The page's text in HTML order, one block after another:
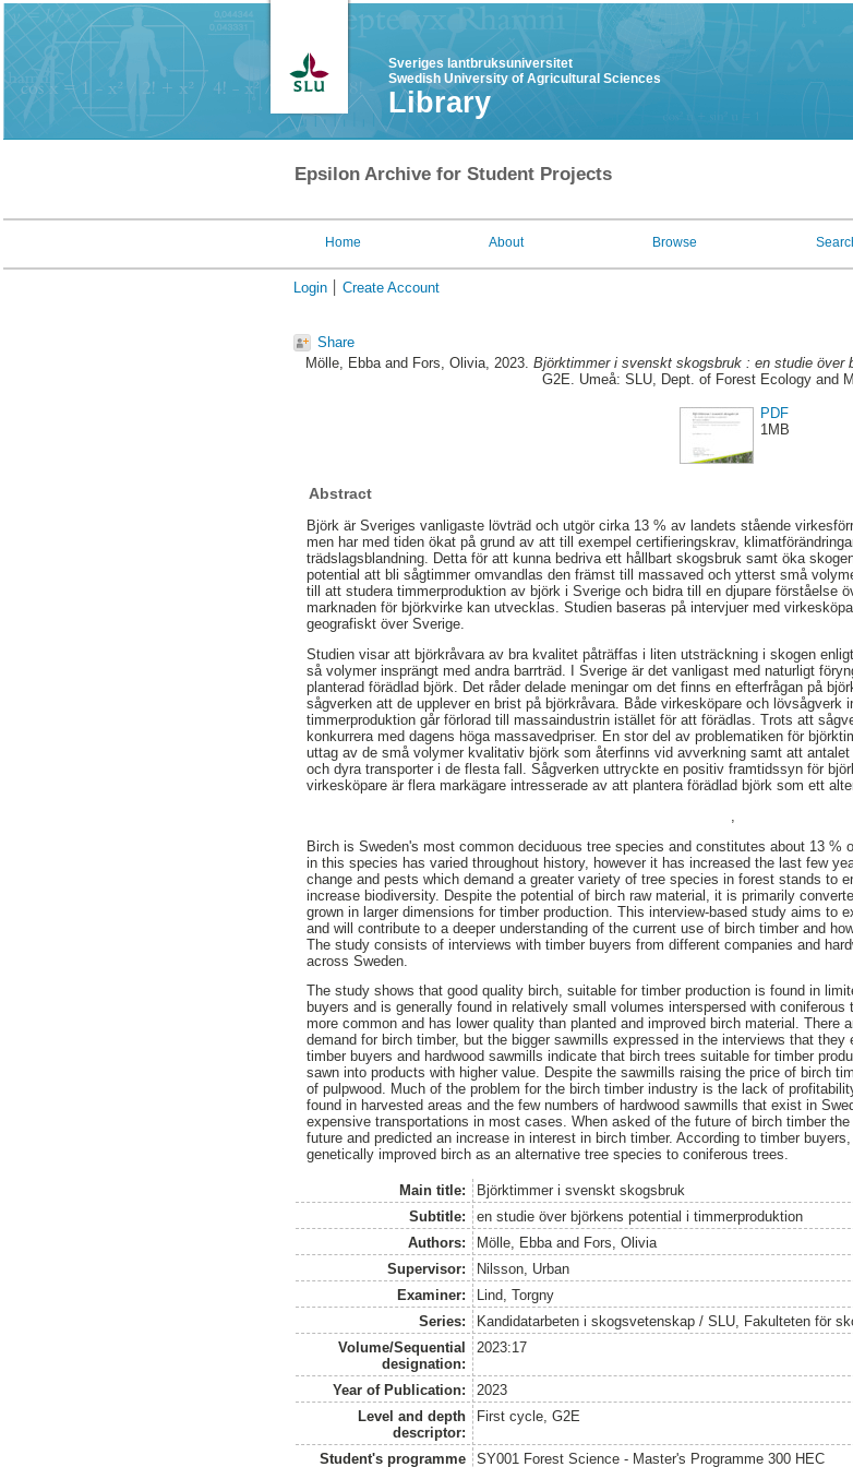
Sveriges lantbruksuniversitet
Swedish University of Agricultural Sciences
Library
Epsilon Archive for Student Projects
Home About Browse
Login Create Account
Share
Mölle, Ebbaand Fors, Olivia, 2023. Björktimmer i svenskt skogsbruk : en studie över
G2E. Umeå: SLU, Dept. of Forest Ecology and
PDF
1MB
Abstract
Björk är Sveriges vanligaste lövträd och utgör cirka 13 % av landets stående
men har med tiden ökat på grund av att till exempel certifieringskrav,
trädslagsblandning. Detta för att kunna bedriva ett hållbart skogsbruk samt öka
potential att bli sågtimmer omvandlas den främst till massaved och ytterst små
till att studera timmerproduktion av björk i Sverige och bidra till en djupare förståelse
marknaden för björkvirke kan utvecklas. Studien baseras på intervjuer med
geografiskt över Sverige.
Studien visar att björkråvara av bra kvalitet påträffas i liten utsträckning i skogen
så volymer insprängt med andra barrträd. I Sverige är det vanligast med naturligt
planterad förädlad björk. Det råder delade meningar om det finns en efterfrågan på
sågverken att de upplever en brist på björkråvara. Både virkesköpare och lövsågverk
timmerproduktion går förlorad till massaindustrin istället för att förädlas. Trots att
konkurrera med dagens höga massavedpriser. En stor del av problematiken för
uttag av de små volymer kvalitativ björk som återfinns vid avverkning samt att
och dyra transporter i de flesta fall. Sågverken uttryckte en positiv framtidssyn för
virkesköpare är flera markägare intresserade av att plantera förädlad björk som ett
Birch is Sweden's most common deciduous tree species and constitutes about 13
in this species has varied throughout history, however it has increased the last few
change and pests which demand a greater variety of tree species in forest stands to
increase biodiversity. Despite the potential of birch raw material, it is primarily
grown in larger dimensions for timber production. This interview-based study aims to
and will contribute to a deeper understanding of the current use of birch timber and
The study consists of interviews with timber buyers from different companies and
across Sweden.
The study shows that good quality birch, suitable for timber production is found in
buyers and is generally found in relatively small volumes interspersed with
more common and has lower quality than planted and improved birch material. There
demand for birch timber, but the bigger sawmills expressed in the interviews that
timber buyers and hardwood sawmills indicate that birch trees suitable for timber
sawn into products with higher value. Despite the sawmills raising the price of birch
of pulpwood. Much of the problem for the birch timber industry is the lack of
found in harvested areas and the few numbers of hardwood sawmills that exist in
expensive transportations in most cases. When asked of the future of birch timber
future and predicted an increase in interest in birch timber. According to timber
genetically improved birch as an alternative tree species to coniferous trees.
Main title:
Björktimmer i svenskt skogsbruk
Subtitle:
en studie över björkens potential i timmerproduktion
Authors:
Mölle, Ebbaand Fors, Olivia
Supervisor:
Nilsson, Urban
Examiner:
Lind, Torgny
Series:
Kandidatarbeten i skogsvetenskap / SLU, Fakulteten för
Volume/Sequential
designation:
2023:17
Year of Publication:
2023
Level and depth
descriptor:
First cycle, G2E
Student's programme SY001 Forest Science - Master's Programme 300 HEC